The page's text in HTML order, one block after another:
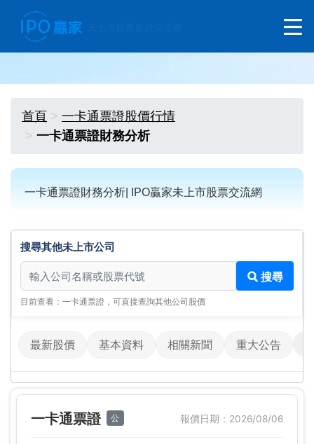
首頁
一卡通票證股價行情
一卡通票證財務分析
一卡通票證財務分析| IPO贏家未上市股票交流網
搜尋其他未上市公司
搜尋其他未上市公司
搜尋
目前查看：一卡通票證，可直接查詢其他公司股價
最新股價 基本資料 相關新聞 重大公告
一卡通票證 公 報價日期：2026/08/06